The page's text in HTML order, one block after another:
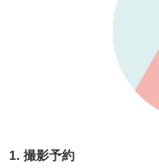
1. 撮影予約